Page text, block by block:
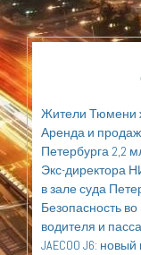
Жители Тюмени
Аренда и
Петербурга 2,2
Экс-директора
в зале суда
Безопасность
водителя и
JAECOO J6: